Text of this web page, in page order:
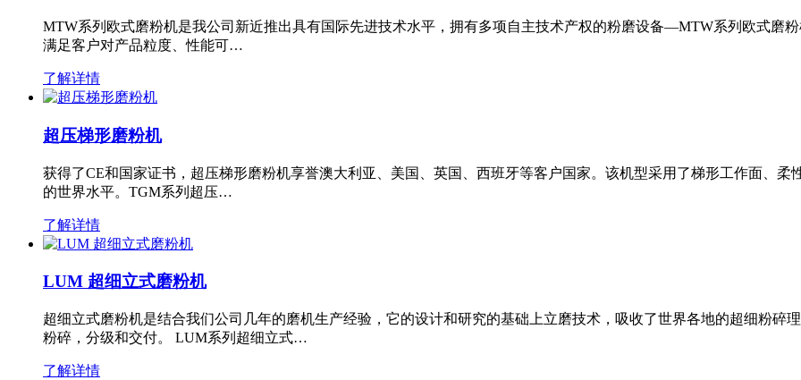
MTW系列欧式磨粉机是我公司新近推出具有国际先进技术水平，拥有多项自主技术产权的粉磨设备—MTW系列欧式磨
满足客户对产品粒度、性能可…
了解详情
超压梯形磨粉机
获得了CE和国家证书，超压梯形磨粉机享誉澳大利亚、美国、英国、西班牙等客户国家。该机型采用了梯形工作面、
的世界水平。TGM系列超压…
了解详情
LUM 超细立式磨粉机
超细立式磨粉机是结合我们公司几年的磨机生产经验，它的设计和研究的基础上立磨技术，吸收了世界各地的超细粉碎
粉碎，分级和交付。 LUM系列超细立式…
了解详情